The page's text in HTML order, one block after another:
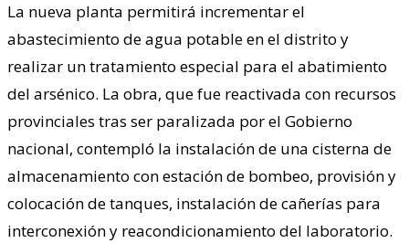
La nueva planta permitirá incrementar el
abastecimiento de agua potable en el distrito y
realizar un tratamiento especial para el abatimiento
del arsénico. La obra, que fue reactivada con recursos
provinciales tras ser paralizada por el Gobierno
nacional, contempló la instalación de una cisterna de
almacenamiento con estación de bombeo, provisión y
colocación de tanques, instalación de cañerías para
interconexión y reacondicionamiento del laboratorio.